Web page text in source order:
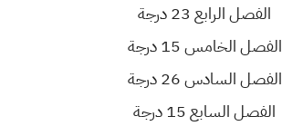
الفصل الرابع 23 درجة
الفصل الخامس 15 درجة
الفصل السادس 26 درجة
الفصل السابع 15 درجة